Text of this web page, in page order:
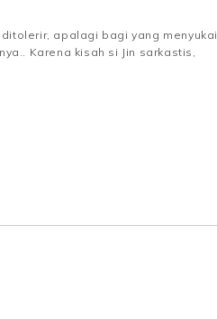
apalagi bagi yang menyukai
Karena kisah si Jin sarkastis,